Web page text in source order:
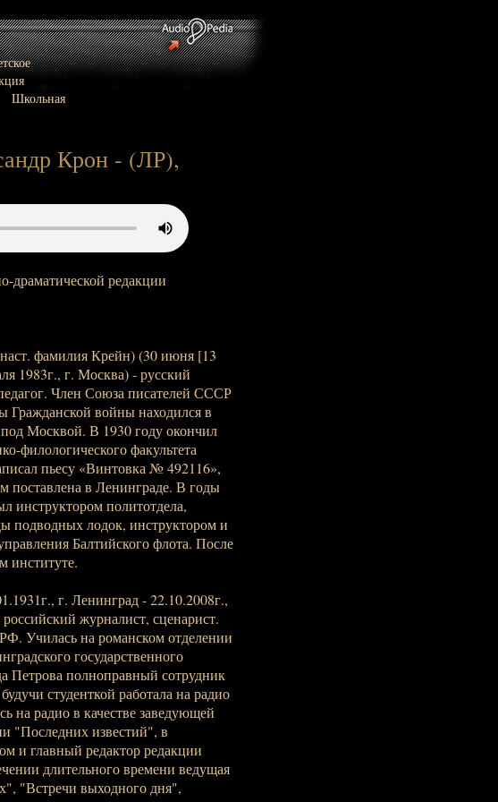
Школьная
Крон - (ЛР),
драматической редакции
фамилия Крейн) (30 июня [13
1983г., г. Москва) - русский
Член Союза писателей СССР
войны находился в
Москвой. В 1930 году окончил
филологического факультета
пьесу «Винтовка № 492116»,
поставлена в Ленинграде. В годы
инструктором политотдела,
подводных лодок, инструктором и
Балтийского флота. После
институте.
г. Ленинград - 22.10.2008г.,
журналист, сценарист.
Училась на романском отделении
государственного
Петрова полноправный сотрудник
студенткой работала на радио
на радио в качестве заведующей
"Последних известий", в
и главный редактор редакции
длительного времени ведущая
"Встречи выходного дня",